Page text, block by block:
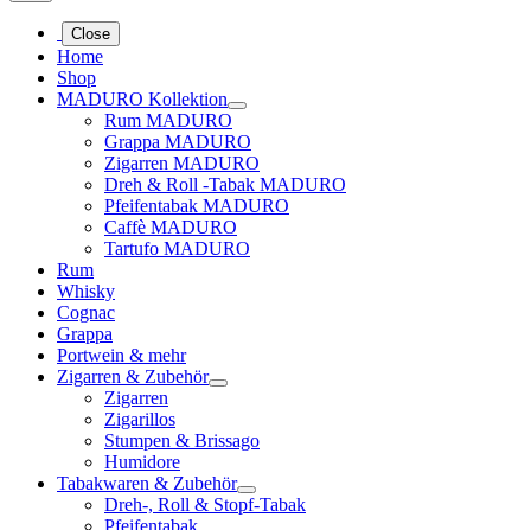
Close
Home
Shop
MADURO Kollektion
Rum MADURO
Grappa MADURO
Zigarren MADURO
Dreh & Roll -Tabak MADURO
Pfeifentabak MADURO
Caffè MADURO
Tartufo MADURO
Rum
Whisky
Cognac
Grappa
Portwein & mehr
Zigarren & Zubehör
Zigarren
Zigarillos
Stumpen & Brissago
Humidore
Tabakwaren & Zubehör
Dreh-, Roll & Stopf-Tabak